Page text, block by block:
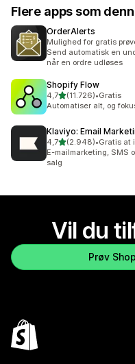
Flere apps som
OrderAlerts
Mulighed for gratis
Send automatisk en
når en ordre udløses
Shopify Flow
4,7ud af 5 stjerner
(11.726)
11726 anmeldelser i alt
•Gratis
Automatiser alt, og
Klaviyo: Email
4,7ud af 5 stjerner
(2.948)
2948 anmeldelser i alt
•Gratis at
E-mailmarketing, SMS
salg
Vil du
Prøv